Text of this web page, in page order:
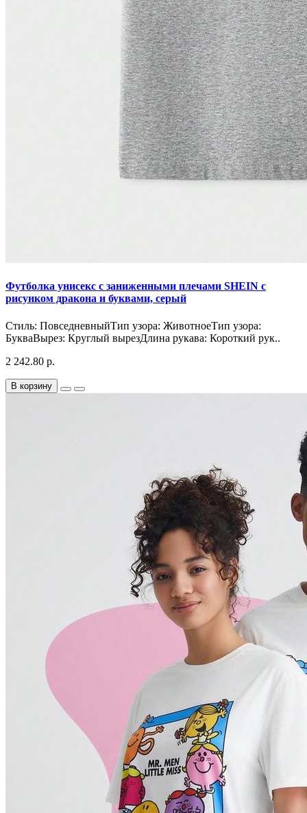
Футболка унисекс с заниженными плечами SHEIN с
рисунком дракона и буквами, серый
Стиль: ПовседневныйТип узора: ЖивотноеТип узора:
БукваВырез: Круглый вырезДлина рукава: Короткий рук..
2 242.80 р.
В корзину